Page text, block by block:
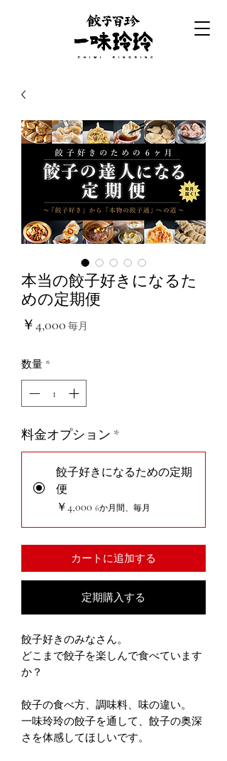
本当の餃子好きになるた
めの定期便
￥4,000価
毎月
数量 *
料金オプション *
餃子好きになるための定期
便
￥4,000 6か月間、毎月
カートに追加する
定期購入する
餃子好きのみなさん。
どこまで餃子を楽しんで食べています
か？
餃子の食べ方、調味料、味の違い。
一味玲玲の餃子を通して、餃子の奥深
さを体感してほしいです。